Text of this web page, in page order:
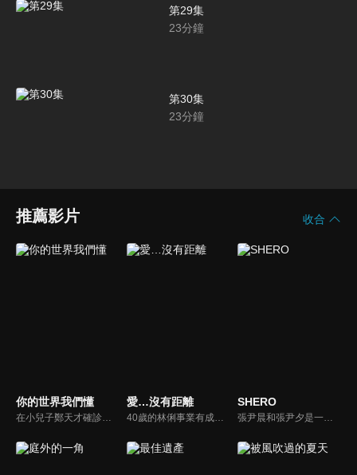
第29集
23分鐘
第30集
23分鐘
推薦影片 收合
你的世界我們懂 愛…沒有距離
40歲的林俐事業有成、家庭美滿，卻在生日前夕雙重失守。公司空降年輕網紅與她競爭創意總監之位，丈夫陳石更與女兒補習老師外遇，甚至備妥離婚協議。女兒思遠得知真相後憤而出走，投靠網友。婚姻裂痕與親子衝突同時爆發，林俐被迫直面感情早已變質的殘酷現實，在崩塌邊緣重新審視自己的人生與選擇。
SHERO
張尹晨和張尹夕是一對相隔五年的姊妹，尹夕在國外被神秘殺手襲擊而下落不明後，姐姐尹晨決定接手妹妹的女保鏢公司SHERO，並和RSB船廠的總裁岳銳翔一起調查對付妹妹的幕後黑手。隨著他們越來越接近真相，那個要殺害尹夕的幕後真兇，似乎就是他們身邊的人…